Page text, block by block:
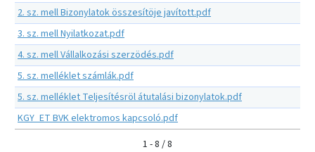
2. sz. mell Bizonylatok összesítöje javított.pdf
3. sz. mell Nyilatkozat.pdf
4. sz. mell Vállalkozási szerzödés.pdf
5. sz. melléklet számlák.pdf
5. sz. melléklet Teljesítésröl átutalási bizonylatok.pdf
KGY_ET BVK elektromos kapcsoló.pdf
1 - 8 / 8